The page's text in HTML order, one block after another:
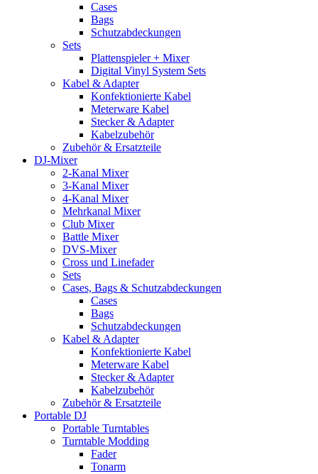
Cases
Bags
Schutzabdeckungen
Sets
Plattenspieler + Mixer
Digital Vinyl System Sets
Kabel & Adapter
Konfektionierte Kabel
Meterware Kabel
Stecker & Adapter
Kabelzubehör
Zubehör & Ersatzteile
DJ-Mixer
2-Kanal Mixer
3-Kanal Mixer
4-Kanal Mixer
Mehrkanal Mixer
Club Mixer
Battle Mixer
DVS-Mixer
Cross und Linefader
Sets
Cases, Bags & Schutzabdeckungen
Cases
Bags
Schutzabdeckungen
Kabel & Adapter
Konfektionierte Kabel
Meterware Kabel
Stecker & Adapter
Kabelzubehör
Zubehör & Ersatzteile
Portable DJ
Portable Turntables
Turntable Modding
Fader
Tonarm